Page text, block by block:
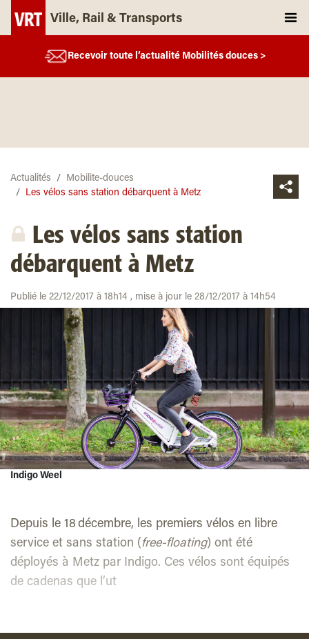
Ville, Rail & Transports
Recevoir toute l’actualité Mobilités douces >
Actualités
Mobilite-douces
Les vélos sans station débarquent à Metz
Les vélos sans station
débarquent à Metz
Publié le 22/12/2017 à 18h14 , mise à jour le 28/12/2017 à 14h54
Indigo Weel
Depuis le 18 décembre, les premiers vélos en libre
service et sans station (free-floating) ont été
déployés à Metz par Indigo. Ces vélos sont équipés
de cadenas que l’ut